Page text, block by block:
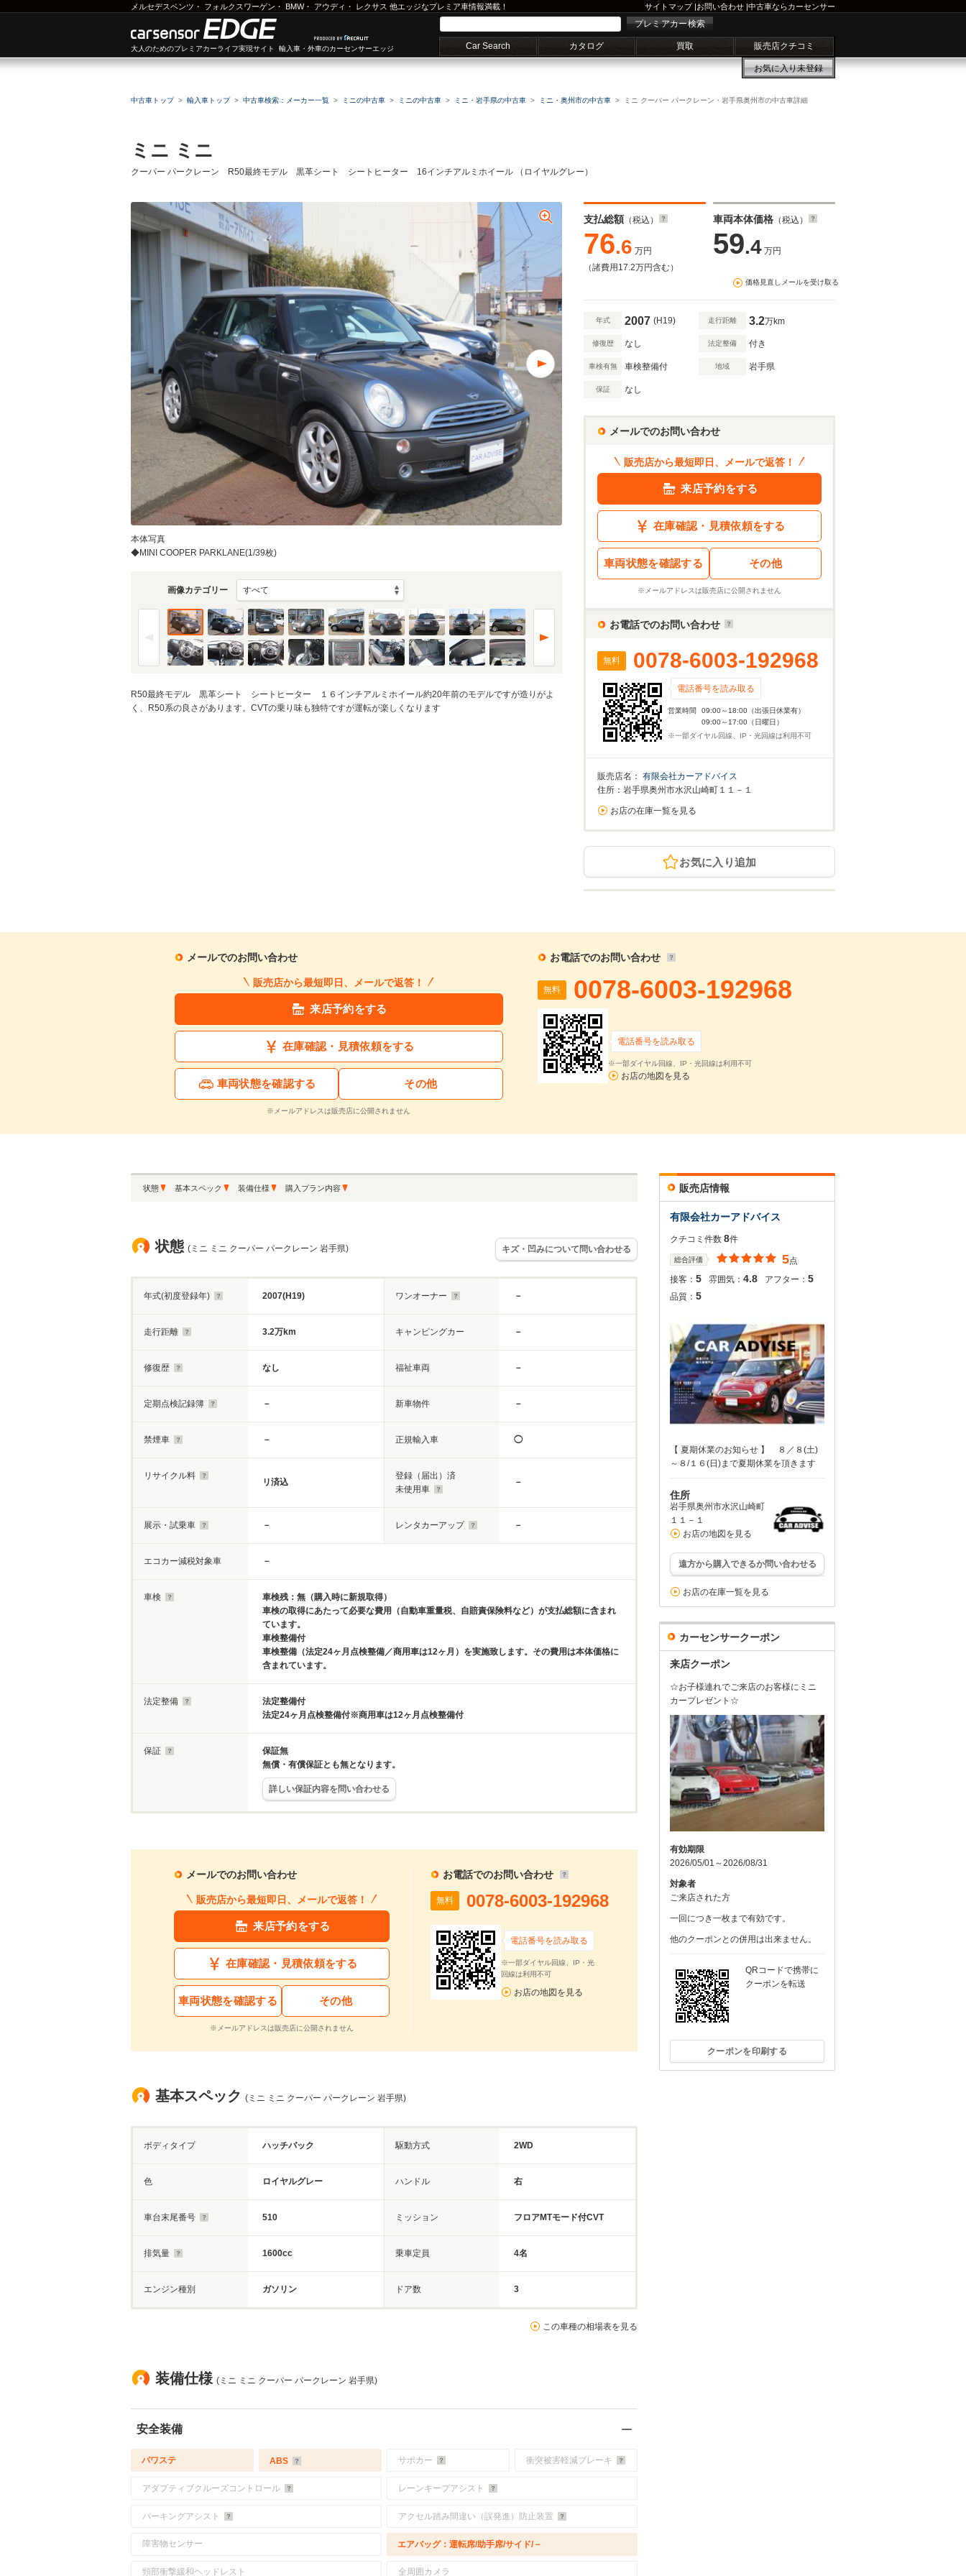
メルセデスベンツ ・ フォルクスワーゲン ・ BMW・ アウディ ・ レクサス 他エッジなプレミア車情報満載！ サイトマップ|お問い合わせ |中古車ならカーセンサー
大人のためのプレミアカーライフ実現サイト 輸入車・外車のカーセンサーエッジ
プレミアカー検索
Car Search カタログ 買取 販売店クチコミ
お気に入り未登録
中古車トップ 輸入車トップ 中古車検索：メーカー一覧 ミニの中古車 ミニの中古車 ミニ・岩手県の中古車 ミニ・奥州市の中古車 ミニ クーパー パークレーン・岩手県奥州市の中古車詳細
ミニ ミニ
クーパー パークレーン R50最終モデル 黒革シート シートヒーター 16インチアルミホイール （ロイヤルグレー）
本体写真
◆MINI COOPER PARKLANE(1/39枚)
画像カテゴリー
R50最終モデル 黒革シート シートヒーター １６インチアルミホイール約20年前のモデルですが造りがよ
く、R50系の良さがあります。CVTの乗り味も独特ですが運転が楽しくなります
支払総額 （税込）
76.6 万円
（諸費用17.2万円含む）
車両本体価格 （税込）
59.4 万円
価格見直しメールを受け取る
年式 2007 (H19) 走行距離 3.2万km
修復歴 なし 法定整備 付き
車検有無 車検整備付 地域 岩手県
保証 なし
メールでのお問い合わせ
販売店から最短即日、メールで返答！
来店予約をする
在庫確認・見積依頼をする
車両状態を確認する その他
※メールアドレスは販売店に公開されません
お電話でのお問い合わせ
無料 0078-6003-192968
電話番号を読み取る
営業時間
09:00～18:00（出張日休業有）
09:00～17:00（日曜日）
※一部ダイヤル回線、IP・光回線は利用不可
販売店名： 有限会社カーアドバイス
住所：岩手県奥州市水沢山崎町１１－１
お店の在庫一覧を見る
お気に入り追加
メールでのお問い合わせ
販売店から最短即日、メールで返答！
来店予約をする
在庫確認・見積依頼をする
車両状態を確認する その他
※メールアドレスは販売店に公開されません
お電話でのお問い合わせ
無料 0078-6003-192968
電話番号を読み取る
※一部ダイヤル回線、IP・光回線は利用不可
お店の地図を見る
状態 基本スペック 装備仕様 購入プラン内容
状態 (ミニ ミニ クーパー パークレーン 岩手県) キズ・凹みについて問い合わせる
年式(初度登録年) 2007(H19) ワンオーナー －
走行距離 3.2万km キャンピングカー －
修復歴 なし 福祉車両 －
定期点検記録簿 － 新車物件 －
禁煙車 － 正規輸入車 ◯
リサイクル料
リ済込
登録（届出）済
未使用車
－
展示・試乗車 － レンタカーアップ －
エコカー減税対象車 －
車検
車検残：無（購入時に新規取得）
車検の取得にあたって必要な費用（自動車重量税、自賠責保険料など）が支払総額に含まれ
ています。
車検整備付
車検整備（法定24ヶ月点検整備／商用車は12ヶ月）を実施致します。その費用は本体価格に
含まれています。
法定整備
法定整備付
法定24ヶ月点検整備付※商用車は12ヶ月点検整備付
保証
保証無
無償・有償保証とも無となります。
詳しい保証内容を問い合わせる
メールでのお問い合わせ
販売店から最短即日、メールで返答！
来店予約をする
在庫確認・見積依頼をする
車両状態を確認する その他
※メールアドレスは販売店に公開されません
お電話でのお問い合わせ
無料 0078-6003-192968
電話番号を読み取る
※一部ダイヤル回線、IP・光
回線は利用不可
お店の地図を見る
基本スペック (ミニ ミニ クーパー パークレーン 岩手県)
ボディタイプ ハッチバック 駆動方式 2WD
色 ロイヤルグレー ハンドル 右
車台末尾番号 510 ミッション フロアMTモード付CVT
排気量 1600cc 乗車定員 4名
エンジン種別 ガソリン ドア数 3
この車種の相場表を見る
装備仕様 (ミニ ミニ クーパー パークレーン 岩手県)
安全装備
パワステ ABS サポカー 衝突被害軽減ブレーキ
アダプティブクルーズコントロール レーンキープアシスト
パーキングアシスト アクセル踏み間違い（誤発進）防止装置
障害物センサー エアバッグ：運転席/助手席/サイド/－
頸部衝撃緩和ヘッドレスト 全周囲カメラ
販売店情報
有限会社カーアドバイス
クチコミ件数 8件
総合評価 5点
接客： 5 雰囲気： 4.8 アフター： 5
品質： 5
【 夏期休業のお知らせ 】 ８／８(土)
～８/１６(日)まで夏期休業を頂きます
住所
岩手県奥州市水沢山崎町
１１－１
お店の地図を見る
遠方から購入できるか問い合わせる
お店の在庫一覧を見る
カーセンサークーポン
来店クーポン
☆お子様連れでご来店のお客様にミニ
カープレゼント☆
有効期限
2026/05/01～2026/08/31
対象者
ご来店された方
一回につき一枚まで有効です。
他のクーポンとの併用は出来ません。
QRコードで携帯に
クーポンを転送
クーポンを印刷する